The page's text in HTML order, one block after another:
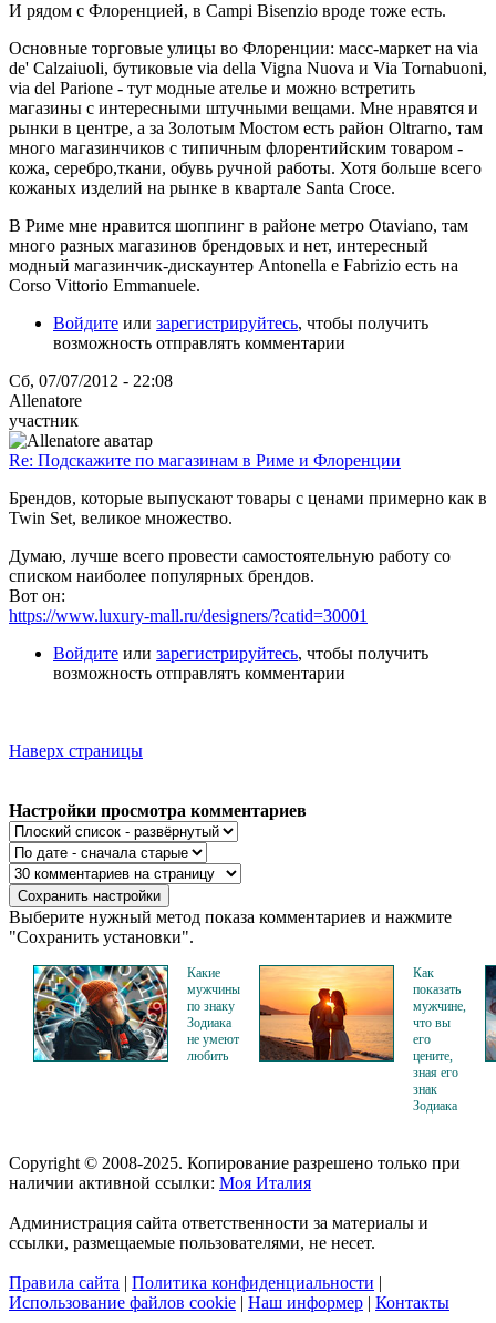
И рядом с Флоренцией, в Campi Bisenzio вроде тоже есть.
Основные торговые улицы во Флоренции: масс-маркет на via
de' Calzaiuoli, бутиковые via della Vigna Nuova и Via Tornabuoni,
via del Parione - тут модные ателье и можно встретить
магазины с интересными штучными вещами. Мне нравятся и
рынки в центре, а за Золотым Мостом есть район Oltrarno, там
много магазинчиков с типичным флорентийским товаром -
кожа, серебро,ткани, обувь ручной работы. Хотя больше всего
кожаных изделий на рынке в квартале Santa Croce.
В Риме мне нравится шоппинг в районе метро Otaviano, там
много разных магазинов брендовых и нет, интересный
модный магазинчик-дискаунтер Antonella e Fabrizio есть на
Corso Vittorio Emmanuele.
Войдите или зарегистрируйтесь, чтобы получить
возможность отправлять комментарии
Сб, 07/07/2012 - 22:08
Allenatore
участник
Re: Подскажите по магазинам в Риме и Флоренции
Брендов, которые выпускают товары с ценами примерно как в
Twin Set, великое множество.
Думаю, лучше всего провести самостоятельную работу со
списком наиболее популярных брендов.
Вот он:
https://www.luxury-mall.ru/designers/?catid=30001
Войдите или зарегистрируйтесь, чтобы получить
возможность отправлять комментарии
Наверх страницы
Настройки просмотра комментариев
Выберите нужный метод показа комментариев и нажмите
"Сохранить установки".
Какие
мужчины
по знаку
Зодиака
не умеют
любить
Как
показать
мужчине,
что вы
его
цените,
зная его
знак
Зодиака
Copyright © 2008-2025. Копирование разрешено только при
наличии активной ссылки: Моя Италия
Администрация сайта ответственности за материалы и
ссылки, размещаемые пользователями, не несет.
Правила сайта | Политика конфиденциальности |
Использование файлов cookie | Наш информер | Контакты